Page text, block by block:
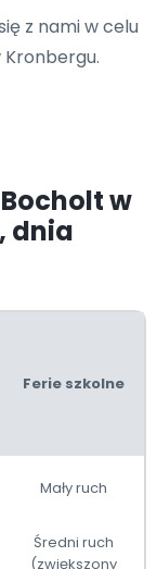
z nami w celu
Kronbergu.
w
dnia
Ferie szkolne
Mały ruch
Średni ruch
(zwiększony